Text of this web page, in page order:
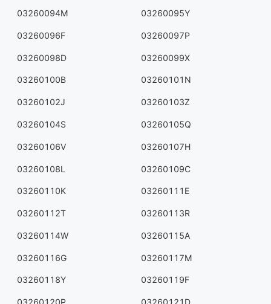
03260094M 03260095Y
03260096F 03260097P
03260098D 03260099X
03260100B 03260101N
03260102J 03260103Z
03260104S 03260105Q
03260106V 03260107H
03260108L 03260109C
03260110K 03260111E
03260112T 03260113R
03260114W 03260115A
03260116G 03260117M
03260118Y 03260119F